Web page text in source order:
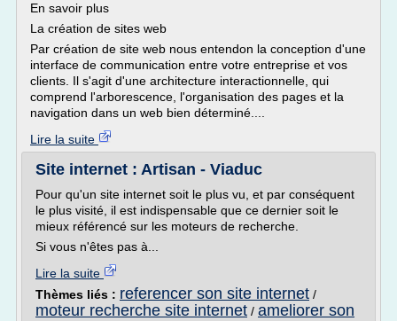
En savoir plus
La création de sites web
Par création de site web nous entendon la conception d'une
interface de communication entre votre entreprise et vos
clients. Il s'agit d'une architecture interactionnelle, qui
comprend l'arborescence, l'organisation des pages et la
navigation dans un web bien déterminé....
Lire la suite
Site internet : Artisan - Viaduc
Pour qu'un site internet soit le plus vu, et par conséquent
le plus visité, il est indispensable que ce dernier soit le
mieux référencé sur les moteurs de recherche.
Si vous n'êtes pas à...
Lire la suite
Thèmes liés : referencer son site internet /
moteur recherche site internet / ameliorer son